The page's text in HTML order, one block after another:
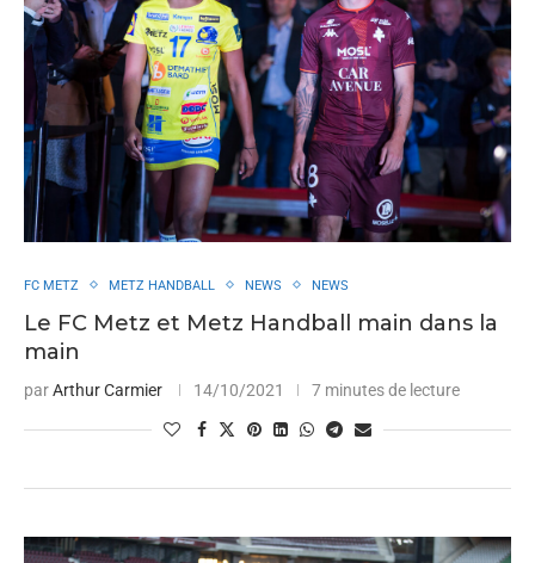
FC METZ METZ HANDBALL NEWS NEWS
Le FC Metz et Metz Handball main dans la
main
parArthur Carmier 14/10/2021 7 minutes de lecture